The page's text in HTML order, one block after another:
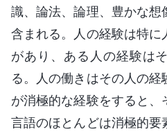
識、論法、論理、豊かな想
含まれる。人の経験は特に
があり、ある人の経験は
る。人の働きはその人の経
が消極的な経験をすると、
言語のほとんどは消極的要